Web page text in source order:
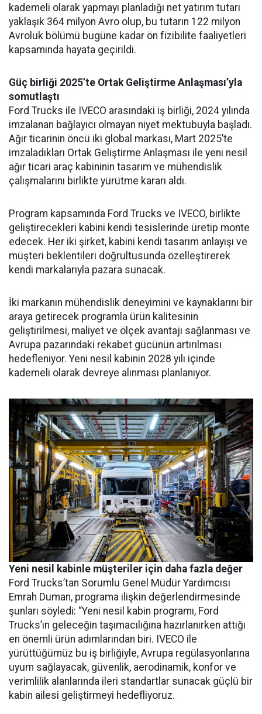
kademeli olarak yapmayı planladığı net yatırım tutarı
yaklaşık 364 milyon Avro olup, bu tutarın 122 milyon
Avroluk bölümü bugüne kadar ön fizibilite faaliyetleri
kapsamında hayata geçirildi.
Güç birliği 2025’te Ortak Geliştirme Anlaşması’yla
somutlaştı
Ford Trucks ile IVECO arasındaki iş birliği, 2024 yılında
imzalanan bağlayıcı olmayan niyet mektubuyla başladı.
Ağır ticarinin öncü iki global markası, Mart 2025’te
imzaladıkları Ortak Geliştirme Anlaşması ile yeni nesil
ağır ticari araç kabininin tasarım ve mühendislik
çalışmalarını birlikte yürütme kararı aldı.
Program kapsamında Ford Trucks ve IVECO, birlikte
geliştirecekleri kabini kendi tesislerinde üretip monte
edecek. Her iki şirket, kabini kendi tasarım anlayışı ve
müşteri beklentileri doğrultusunda özelleştirerek
kendi markalarıyla pazara sunacak.
İki markanın mühendislik deneyimini ve kaynaklarını bir
araya getirecek programla ürün kalitesinin
geliştirilmesi, maliyet ve ölçek avantajı sağlanması ve
Avrupa pazarındaki rekabet gücünün artırılması
hedefleniyor. Yeni nesil kabinin 2028 yılı içinde
kademeli olarak devreye alınması planlanıyor.
Yeni nesil kabinle müşteriler için daha fazla değer
Ford Trucks’tan Sorumlu Genel Müdür Yardımcısı
Emrah Duman, programa ilişkin değerlendirmesinde
şunları söyledi: “Yeni nesil kabin programı, Ford
Trucks’ın geleceğin taşımacılığına hazırlanırken attığı
en önemli ürün adımlarından biri. IVECO ile
yürüttüğümüz bu iş birliğiyle, Avrupa regülasyonlarına
uyum sağlayacak, güvenlik, aerodinamik, konfor ve
verimlilik alanlarında ileri standartlar sunacak güçlü bir
kabin ailesi geliştirmeyi hedefliyoruz.